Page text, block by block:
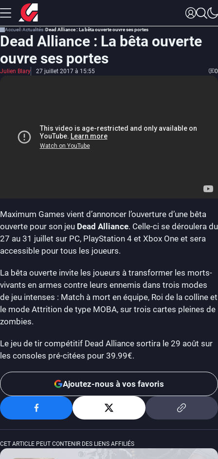
Accueil Actualités Dead Alliance : La bêta ouverte ouvre ses portes
Dead Alliance : La bêta ouverte
ouvre ses portes
Julien Blary 27 juillet 2017 à 15:55 0
Maximum Games vient d’annoncer l’ouverture d’une bêta
ouverte pour son jeu Dead Alliance. Celle-ci se déroulera du
27 au 31 juillet sur PC, PlayStation 4 et Xbox One et sera
accessible pour tous les joueurs.
La bêta ouverte invite les joueurs à transformer les morts-
vivants en armes contre leurs ennemis dans trois modes
de jeu intenses : Match à mort en équipe, Roi de la colline et
le mode Attrition de type MOBA, sur trois cartes pleines de
zombies.
Le jeu de tir compétitif Dead Alliance sortira le 29 août sur
les consoles pré-citées pour 39.99€.
Ajoutez-nous à vos favoris
CET ARTICLE PEUT CONTENIR DES LIENS AFFILIÉS